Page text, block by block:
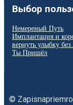
Выбор
Немереный Путь
Имплантация и
вернуть улыбку
Ты Пришёл
©